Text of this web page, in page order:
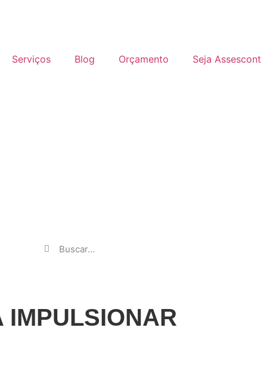
Serviços Blog Orçamento Seja Assescont
IMPULSIONAR